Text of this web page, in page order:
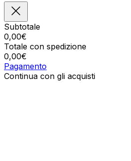
Subtotale
0,00€
Totale con spedizione
0,00€
Pagamento
Continua con gli acquisti